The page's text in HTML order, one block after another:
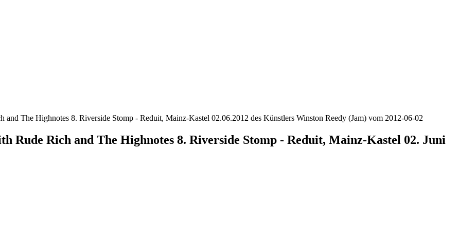
The Highnotes 8. Riverside Stomp - Reduit, Mainz-Kastel 02.06.2012 des Künstlers Winston Reedy (Jam) vom 2012-06-02
Rude Rich and The Highnotes 8. Riverside Stomp - Reduit, Mainz-Kastel 02. Juni